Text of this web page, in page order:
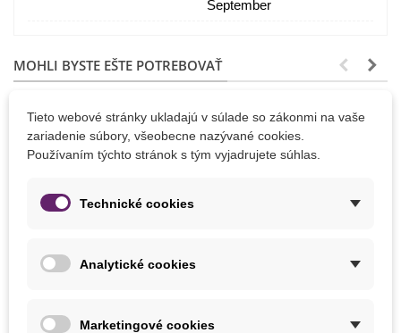
September
MOHLI BYSTE EŠTE POTREBOVAŤ
Tieto webové stránky ukladajú v súlade so zákonmi na vaše
zariadenie súbory, všeobecne nazývané cookies.
Používaním týchto stránok s tým vyjadrujete súhlas.
Technické cookies
Analytické cookies
Marketingové cookies